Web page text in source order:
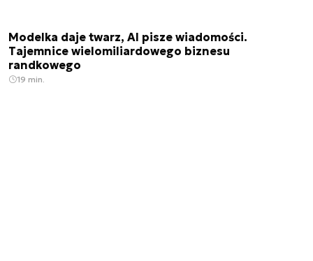
Modelka daje twarz, AI pisze wiadomości.
Tajemnice wielomiliardowego biznesu
randkowego
19 min.